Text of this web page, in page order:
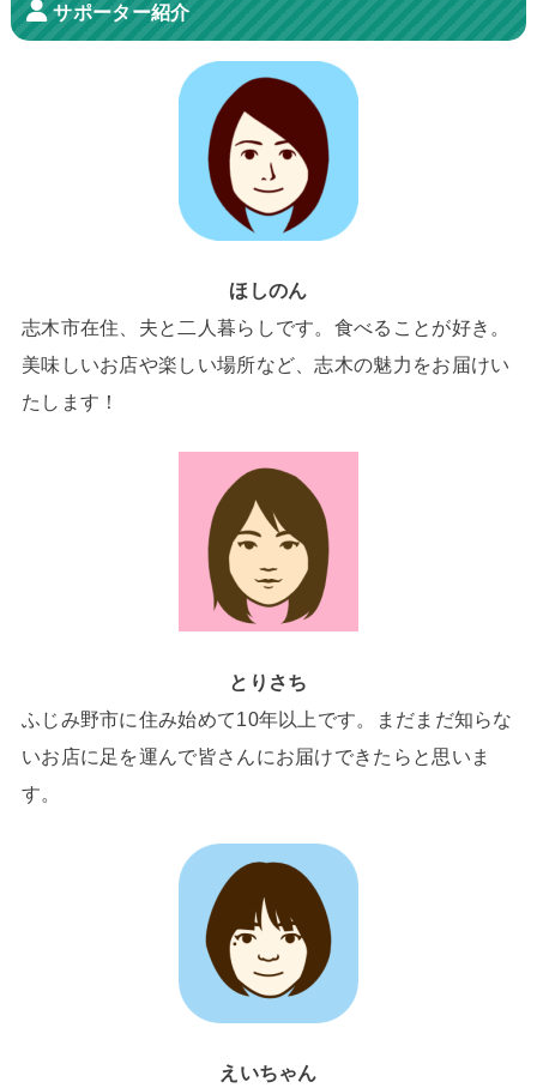
サポーター紹介
ほしのん
志木市在住、夫と二人暮らしです。食べることが好き。
美味しいお店や楽しい場所など、志木の魅力をお届けい
たします！
とりさち
ふじみ野市に住み始めて10年以上です。まだまだ知らな
いお店に足を運んで皆さんにお届けできたらと思いま
す。
えいちゃん